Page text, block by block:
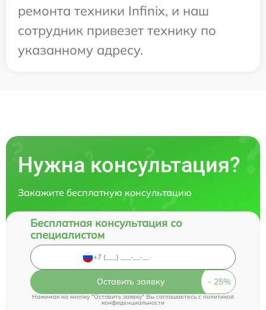
ремонта техники Infinix, и наш
сотрудник привезет технику по
указанному адресу.
Нужна консультация?
Закажите бесплатную консультацию
Бесплатная консультация со
специалистом
Оставить заявку
Нажимая на кнопку "Оставить заявку" Вы соглашаетесь cполитикой
конфиденциальности